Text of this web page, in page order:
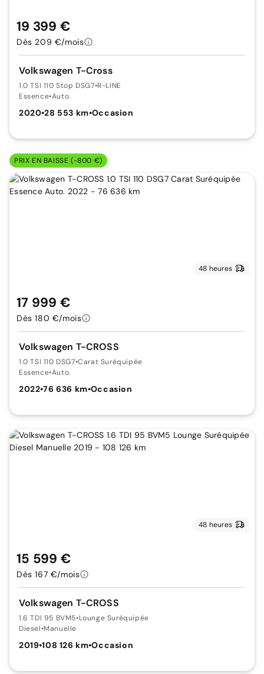
Volkswagen T-Cross
1.0 TSI 110 Stop DSG7•R-LINE
Essence•Auto.
2020•28 553 km•Occasion
19 399 €
Dès 209 €/mois
PRIX EN BAISSE (-800 €)
48 heures
Volkswagen T-CROSS
1.0 TSI 110 DSG7•Carat Suréquipée
Essence•Auto.
2022•76 636 km•Occasion
17 999 €
Dès 180 €/mois
48 heures
Volkswagen T-CROSS
1.6 TDI 95 BVM5•Lounge Suréquipée
Diesel•Manuelle
2019•108 126 km•Occasion
15 599 €
Dès 167 €/mois